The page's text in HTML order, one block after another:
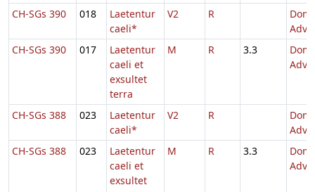
CH-SGs 390 018
Laetentur
caeli*
V2 R
CH-SGs 390
017
Laetentur
caeli et
exsultet
terra
M R 3.3
CH-SGs 388 023
Laetentur
caeli*
V2 R
CH-SGs 388
023
Laetentur
caeli et
exsultet
M R 3.3